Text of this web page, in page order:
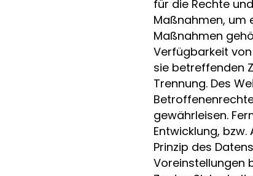
für die Rechte
Maßnahmen, um
Maßnahmen
Verfügbarkeit
sie betreffenden
Trennung. Des
gewährleisen.
Entwicklung,
Prinzip des
Voreinstellungen